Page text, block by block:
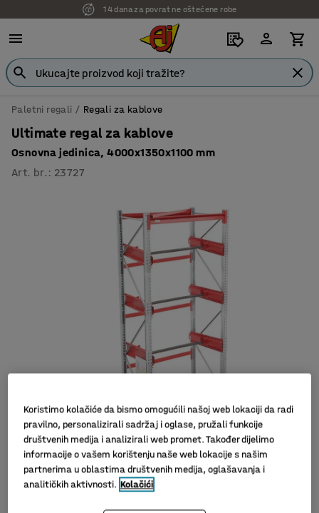
7 godina garancije
Paletni regali Regali za kablove
Ultimate regal za kablove
Osnovna jedinica, 4000x1350x1100 mm
Art. br. : 23727
Koristimo kolačiće da bismo omogućili našoj web lokaciji da radi
pravilno, personalizirali sadržaj i oglase, pružali funkcije
društvenih medija i analizirali web promet. Također dijelimo
informacije o vašem korištenju naše web lokacije s našim
partnerima u oblastima društvenih medija, oglašavanja i
analitičkih aktivnosti. Kolačići